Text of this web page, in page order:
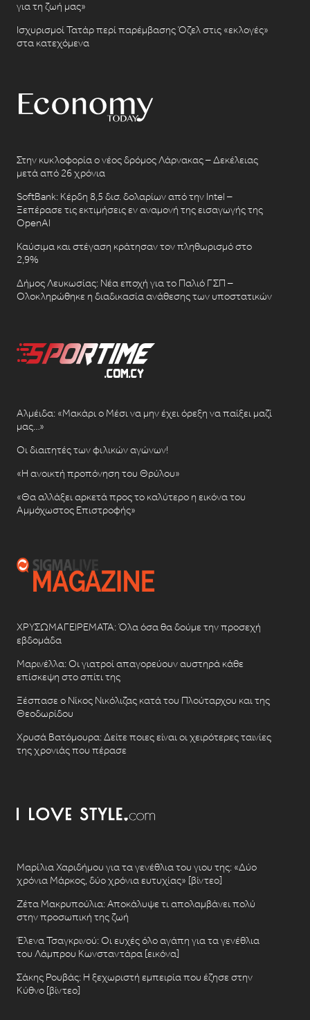
για τη ζωή μας»
Ισχυρισμοί Τατάρ περί παρέμβασης Όζελ στις «εκλογές»
στα κατεχόμενα
Στην κυκλοφορία ο νέος δρόμος Λάρνακας – Δεκέλειας
μετά από 26 χρόνια
SoftBank: Κέρδη 8,5 δισ. δολαρίων από την Intel –
Ξεπέρασε τις εκτιμήσεις εν αναμονή της εισαγωγής της
OpenAI
Καύσιμα και στέγαση κράτησαν τον πληθωρισμό στο
2,9%
Δήμος Λευκωσίας: Νέα εποχή για το Παλιό ΓΣΠ –
Ολοκληρώθηκε η διαδικασία ανάθεσης των υποστατικών
Αλμέιδα: «Μακάρι ο Μέσι να μην έχει όρεξη να παίξει μαζί
μας…»
Οι διαιτητές των φιλικών αγώνων!
«Η ανοικτή προπόνηση του Θρύλου»
«Θα αλλάξει αρκετά προς το καλύτερο η εικόνα του
Αμμόχωστος Επιστροφής»
ΧΡΥΣΩΜΑΓΕΙΡΕΜΑΤΑ: Όλα όσα θα δούμε την προσεχή
εβδομάδα
Μαρινέλλα: Οι γιατροί απαγορεύουν αυστηρά κάθε
επίσκεψη στο σπίτι της
Ξέσπασε ο Νίκος Νικόλιζας κατά του Πλούταρχου και της
Θεοδωρίδου
Χρυσά Βατόμουρα: Δείτε ποιες είναι οι χειρότερες ταινίες
της χρονιάς που πέρασε
Μαρίλια Χαριδήμου για τα γενέθλια του γιου της: «Δύο
χρόνια Μάρκος, δύο χρόνια ευτυχίας» [βίντεο]
Ζέτα Μακρυπούλια: Αποκάλυψε τι απολαμβάνει πολύ
στην προσωπική της ζωή
Έλενα Τσαγκρινού: Οι ευχές όλο αγάπη για τα γενέθλια
του Λάμπρου Κωνσταντάρα [εικόνα]
Σάκης Ρουβάς: Η ξεχωριστή εμπειρία που έζησε στην
Κύθνο [βίντεο]